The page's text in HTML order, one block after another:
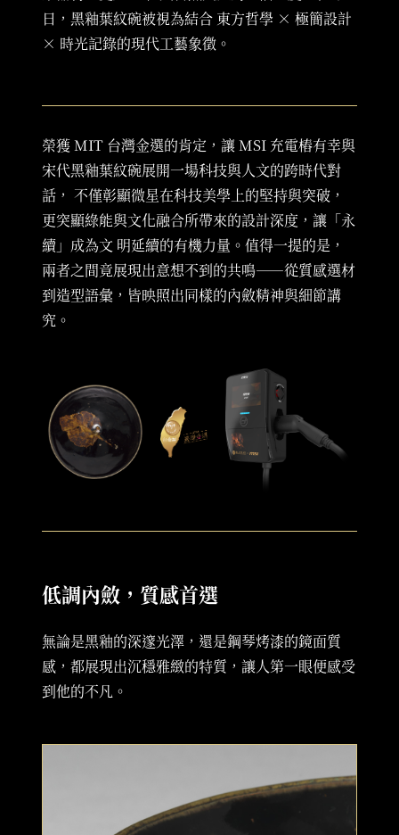
日，黑釉葉紋碗被視為結合 東方哲學 × 極簡設計
× 時光記錄的現代工藝象徵。
榮獲 MIT 台灣金選的肯定，讓 MSI 充電樁有幸與
宋代黑釉葉紋碗展開一場科技與人文的跨時代對
話， 不僅彰顯微星在科技美學上的堅持與突破，
更突顯綠能與文化融合所帶來的設計深度，讓「永
續」成為文 明延續的有機力量。值得一提的是，
兩者之間竟展現出意想不到的共鳴——從質感選材
到造型語彙，皆映照出同樣的內斂精神與細節講
究。
低調內斂，質感首選
無論是黑釉的深邃光澤，還是鋼琴烤漆的鏡面質
感，都展現出沉穩雅緻的特質，讓人第一眼便感受
到他的不凡。